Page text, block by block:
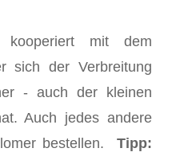
kooperiert mit dem
sich der Verbreitung
- auch der kleinen
Auch jedes andere
bestellen. Tipp: